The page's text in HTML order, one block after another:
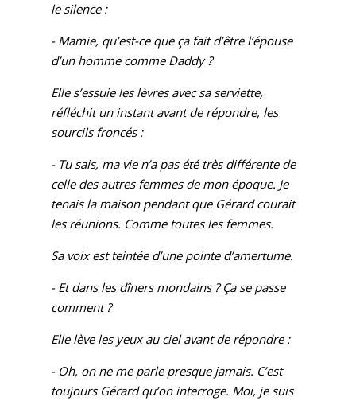
le silence :
- Mamie, qu’est-ce que ça fait d’être l’épouse
d’un homme comme Daddy ?
Elle s’essuie les lèvres avec sa serviette,
réfléchit un instant avant de répondre, les
sourcils froncés :
- Tu sais, ma vie n’a pas été très différente de
celle des autres femmes de mon époque. Je
tenais la maison pendant que Gérard courait
les réunions. Comme toutes les femmes.
Sa voix est teintée d’une pointe d’amertume.
- Et dans les dîners mondains ? Ça se passe
comment ?
Elle lève les yeux au ciel avant de répondre :
- Oh, on ne me parle presque jamais. C’est
toujours Gérard qu’on interroge. Moi, je suis